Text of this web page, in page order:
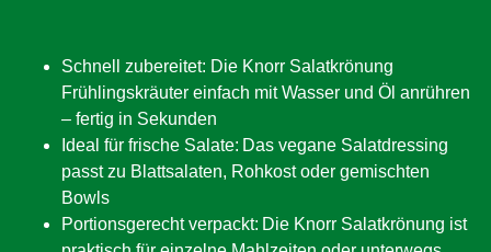
Schnell zubereitet: Die Knorr Salatkrönung
Frühlingskräuter einfach mit Wasser und Öl anrühren
– fertig in Sekunden
Ideal für frische Salate: Das vegane Salatdressing
passt zu Blattsalaten, Rohkost oder gemischten
Bowls
Portionsgerecht verpackt: Die Knorr Salatkrönung ist